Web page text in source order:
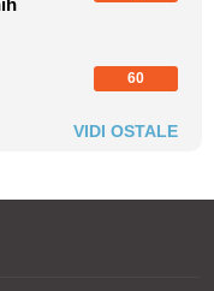
60
VIDI OSTALE